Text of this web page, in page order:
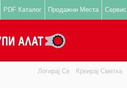
PDF Каталог Продажни Места Сервис
Логирај Се Креирај Сметка